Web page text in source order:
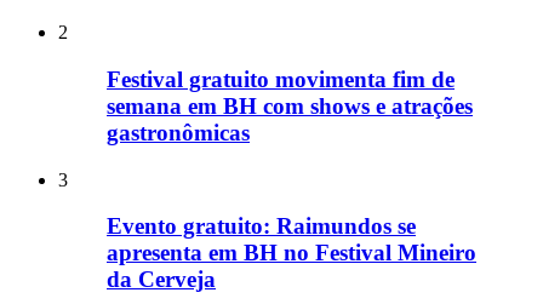
2
Festival gratuito movimenta fim de
semana em BH com shows e atrações
gastronômicas
3
Evento gratuito: Raimundos se
apresenta em BH no Festival Mineiro
da Cerveja